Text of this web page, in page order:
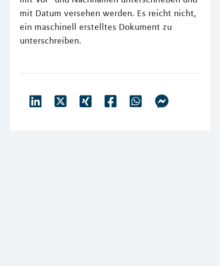
mit Datum versehen werden. Es reicht nicht,
ein maschinell erstelltes Dokument zu
unterschreiben.